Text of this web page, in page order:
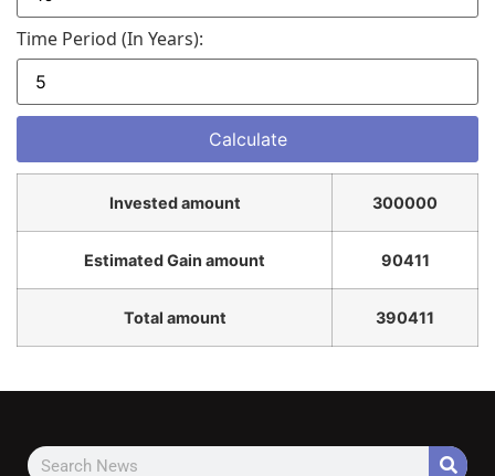
Time Period (in Years):
Invested amount 300000
Estimated Gain amount 90411
Total amount 390411